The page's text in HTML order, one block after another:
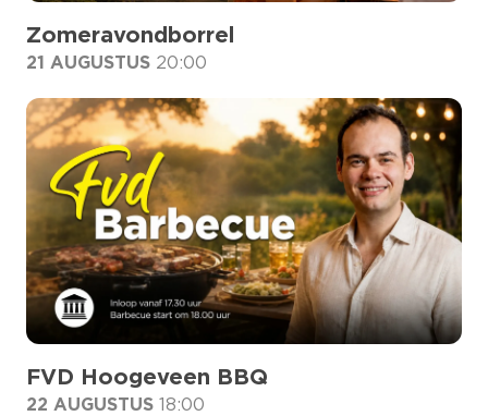
Zomeravondborrel
21 AUGUSTUS 20:00
FVD Hoogeveen BBQ
22 AUGUSTUS 18:00